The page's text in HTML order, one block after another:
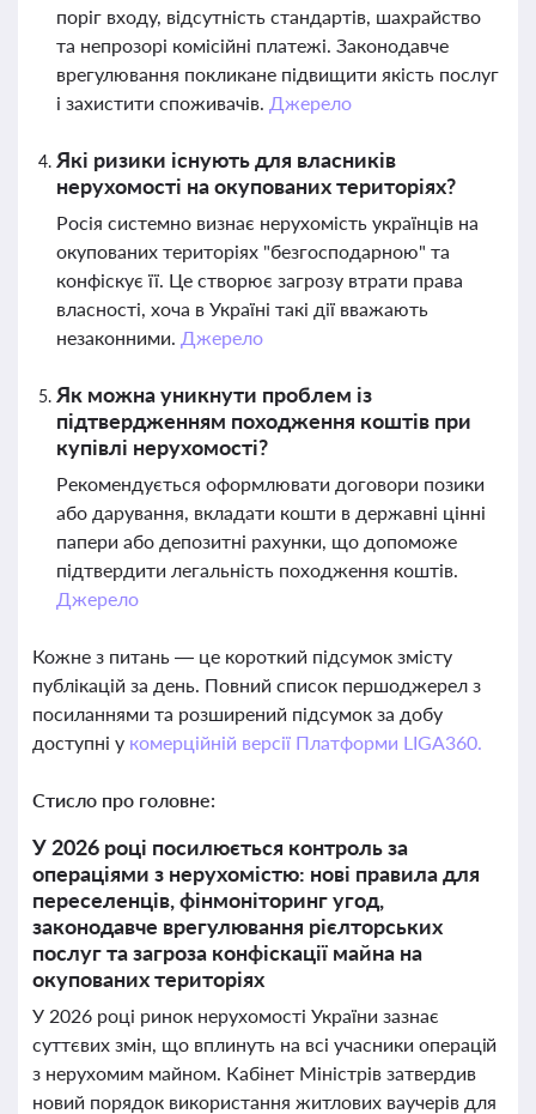
поріг входу, відсутність стандартів, шахрайство
та непрозорі комісійні платежі. Законодавче
врегулювання покликане підвищити якість послуг
і захистити споживачів. Джерело
Які ризики існують для власників
нерухомості на окупованих територіях?
Росія системно визнає нерухомість українців на
окупованих територіях "безгосподарною" та
конфіскує її. Це створює загрозу втрати права
власності, хоча в Україні такі дії вважають
незаконними. Джерело
Як можна уникнути проблем із
підтвердженням походження коштів при
купівлі нерухомості?
Рекомендується оформлювати договори позики
або дарування, вкладати кошти в державні цінні
папери або депозитні рахунки, що допоможе
підтвердити легальність походження коштів.
Джерело
Кожне з питань — це короткий підсумок змісту
публікацій за день. Повний список першоджерел з
посиланнями та розширений підсумок за добу
доступні у комерційній версії Платформи LIGA360.
Стисло про головне:
У 2026 році посилюється контроль за
операціями з нерухомістю: нові правила для
переселенців, фінмоніторинг угод,
законодавче врегулювання рієлторських
послуг та загроза конфіскації майна на
окупованих територіях
У 2026 році ринок нерухомості України зазнає
суттєвих змін, що вплинуть на всі учасники операцій
з нерухомим майном. Кабінет Міністрів затвердив
новий порядок використання житлових ваучерів для